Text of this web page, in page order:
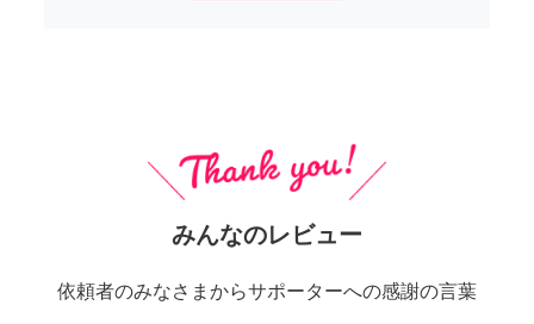
みんなのレビュー
依頼者のみなさまからサポーターへの感謝の言葉